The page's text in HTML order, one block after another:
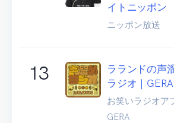
イトニッポン
ニッポン放送
13
ラランドの声
ラジオ｜GERA
お笑いラジオア
GERA